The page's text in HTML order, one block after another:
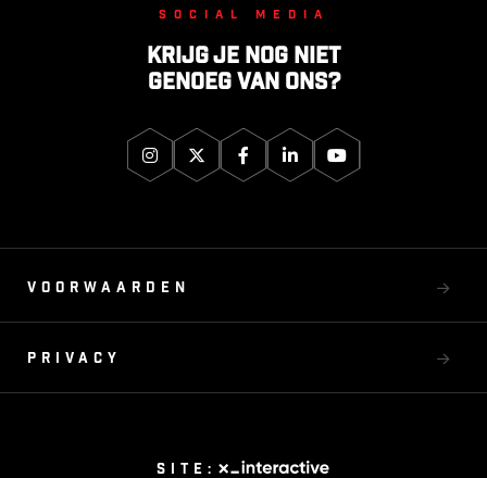
Social media
Krijg je nog niet
genoeg van ons?
Voorwaarden
Privacy
Site: